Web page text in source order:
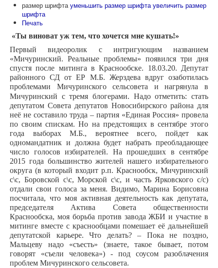
размер шрифта уменьшить размер шрифта увеличить размер
шрифта
Печать
«Ты виноват уж тем, что хочется мне кушать!»
Первый видеоролик с интригующим названием
«Мичуринский. Реальные проблемы» появился три дня
спустя после митинга в Краснообске. 18.03.20. Депутат
районного СД от ЕР М.Б. Жерздева вдруг озаботилась
проблемами Мичуринского сельсовета и нагрянула в
Мичуринский с тремя блогерами. Надо отметить: стать
депутатом Совета депутатов Новосибирского района для
неё не составило труда – партия «Единая Россия» провела
по своим спискам. Но на предстоящих в сентябре этого
года выборах М.Б., вероятнее всего, пойдет как
одномандатник и должна будет набрать преобладающее
число голосов избирателей. На прошедших в сентябре
2015 года большинство жителей нашего избирательного
округа (в который входит р.п. Краснообск, Мичуринский
с\с, Боровской с\с, Морской с\с, и часть Ярковского с/с)
отдали свои голоса за меня. Видимо, Марина Борисовна
посчитала, что моя активная деятельность как депутата,
председателя Актива Совета общественности
Краснообска, моя борьба против завода ЖБИ и участие в
митинге вместе с краснообцами помешает её дальнейшей
депутатской карьере. Что делать? – Пока не поздно,
Мальцеву надо «съесть» (знаете, такое бывает, потом
говорят «съели человека») - под соусом разоблачения
проблем Мичуринского сельсовета.